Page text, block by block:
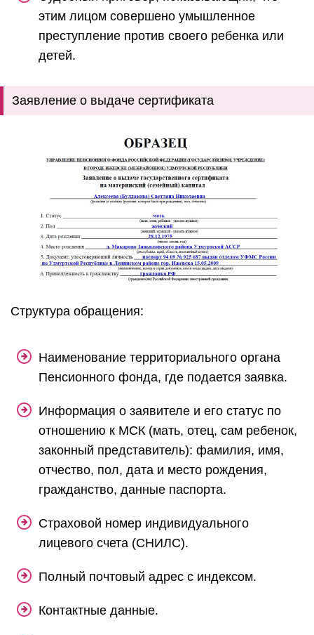
этим лицом совершено умышленное
преступление против своего ребенка или
детей.
Заявление о выдаче сертификата
Структура обращения:
Наименование территориального органа
Пенсионного фонда, где подается заявка.
Информация о заявителе и его статус по
отношению к МСК (мать, отец, сам ребенок,
законный представитель): фамилия, имя,
отчество, пол, дата и место рождения,
гражданство, данные паспорта.
Страховой номер индивидуального
лицевого счета (СНИЛС).
Полный почтовый адрес с индексом.
Контактные данные.